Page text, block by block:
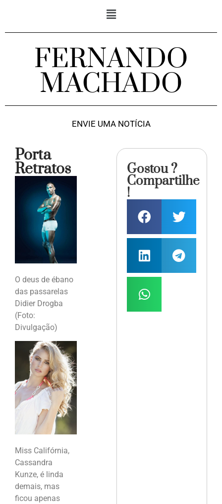
FERNANDO
MACHADO
ENVIE UMA NOTÍCIA
Porta
Retratos
O deus de ébano
das passarelas
Didier Drogba
(Foto:
Divulgação)
Miss Califórnia,
Cassandra
Kunze, é linda
demais, mas
ficou apenas
Gostou ?
Compartilhe
!